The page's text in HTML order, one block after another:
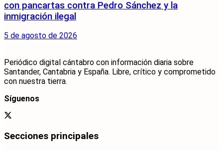
con pancartas contra Pedro Sánchez y la
inmigración ilegal
5 de agosto de 2026
Periódico digital cántabro con información diaria sobre
Santander, Cantabria y España. Libre, crítico y comprometido
con nuestra tierra.
Síguenos
Secciones principales